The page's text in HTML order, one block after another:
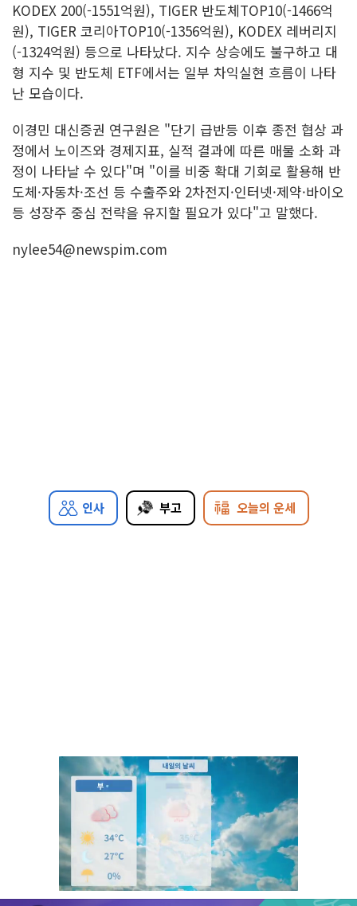
KODEX 200(-1551억원), TIGER 반도체TOP10(-1466억
원), TIGER 코리아TOP10(-1356억원), KODEX 레버리지
(-1324억원) 등으로 나타났다. 지수 상승에도 불구하고 대
형 지수 및 반도체 ETF에서는 일부 차익실현 흐름이 나타
난 모습이다.
이경민 대신증권 연구원은 "단기 급반등 이후 종전 협상 과
정에서 노이즈와 경제지표, 실적 결과에 따른 매물 소화 과
정이 나타날 수 있다"며 "이를 비중 확대 기회로 활용해 반
도체·자동차·조선 등 수출주와 2차전지·인터넷·제약·바이오
등 성장주 중심 전략을 유지할 필요가 있다"고 말했다.
nylee54@newspim.com
인사 부고 오늘의 운세